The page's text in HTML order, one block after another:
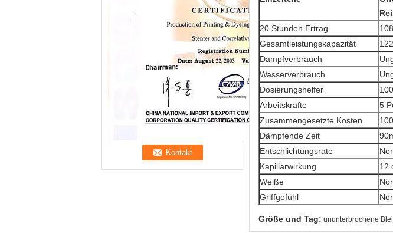
20 Stunden Ertrag
Gesamtleistungskapazität
Dampfverbrauch
Wasserverbrauch
Dosierungshelfer
Arbeitskräfte
5
Zusammengesetzte Kosten
Dämpfende Zeit
Entschlichtungsrate
Kapillarwirkung
12
Weiße
Griffgefühl
Größe und Tag: ununterbrochene